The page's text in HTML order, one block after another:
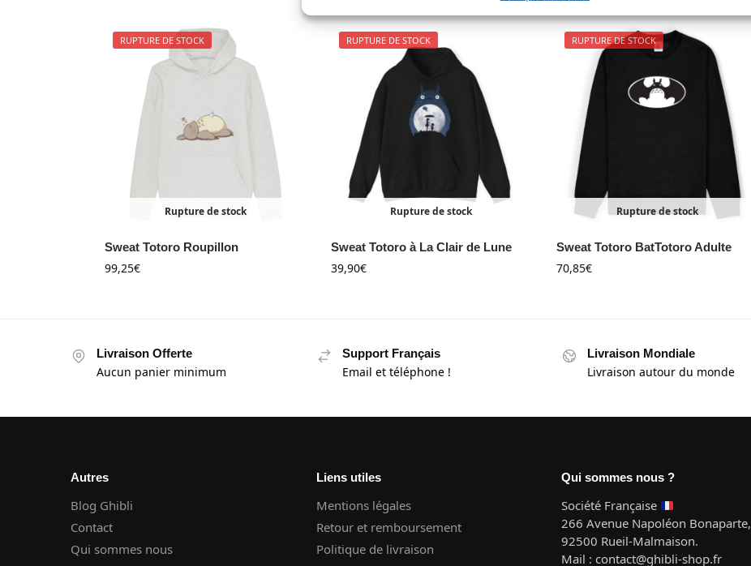
RUPTURE DE STOCK
Rupture de stock
Sweat Totoro Roupillon
99,25€
RUPTURE DE STOCK
Rupture de stock
Sweat Totoro à La Clair de Lune
39,90€
RUPTURE DE STOCK
Rupture de stock
Sweat Totoro BatTotoro Adulte
70,85€
Livraison Offerte
Aucun panier minimum
Support Français
Email et téléphone !
Livraison Mondiale
Livraison autour du monde
Autres
Blog Ghibli
Contact
Qui sommes nous
Liens utiles
Mentions légales
Retour et remboursement
Politique de livraison
Qui sommes nous ?
Société Française
266 Avenue Napoléon Bonaparte,
92500 Rueil-Malmaison.
Mail : contact@ghibli-shop.fr